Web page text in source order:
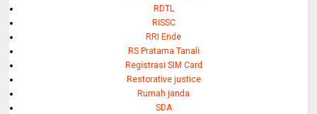
RDTL
RISSC
RRI Ende
RS Pratama Tanali
Registrasi SIM Card
Restorative justice
Rumah janda
SDA